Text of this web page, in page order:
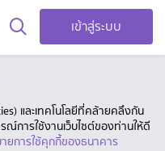
เข้าสู่ระบบ
และเทคโนโลยีที่คล้ายคลึงกัน
ณ์การใช้งานเว็บไซต์ของท่านให้ดี
ายการใช้คุกกี้ของธนาคาร